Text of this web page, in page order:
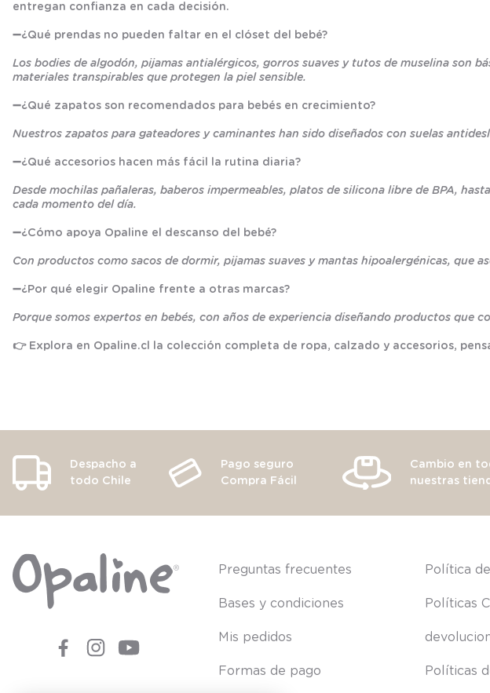
entregan confianza en cada decisión.
➖¿Qué prendas no pueden faltar en el clóset del bebé?
Los bodies de algodón, pijamas antialérgicos, gorros suaves y tutos de muselina son
materiales transpirables que protegen la piel sensible.
➖¿Qué zapatos son recomendados para bebés en crecimiento?
Nuestros zapatos para gateadores y caminantes han sido diseñados con suelas
➖¿Qué accesorios hacen más fácil la rutina diaria?
Desde mochilas pañaleras, baberos impermeables, platos de silicona libre de BPA,
cada momento del día.
➖¿Cómo apoya Opaline el descanso del bebé?
Con productos como sacos de dormir, pijamas suaves y mantas hipoalergénicas, que
➖¿Por qué elegir Opaline frente a otras marcas?
Porque somos expertos en bebés, con años de experiencia diseñando productos que
👉 Explora en Opaline.cl la colección completa de ropa, calzado y accesorios,
Despacho a
todo Chile
Pago seguro
Compra Fácil
Cambio en
nuestras
Preguntas frecuentes
Bases y condiciones
Mis pedidos
Formas de pago
Política
Políticas
Políticas